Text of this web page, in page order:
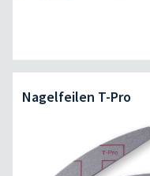
Nagelfeilen T-Pro